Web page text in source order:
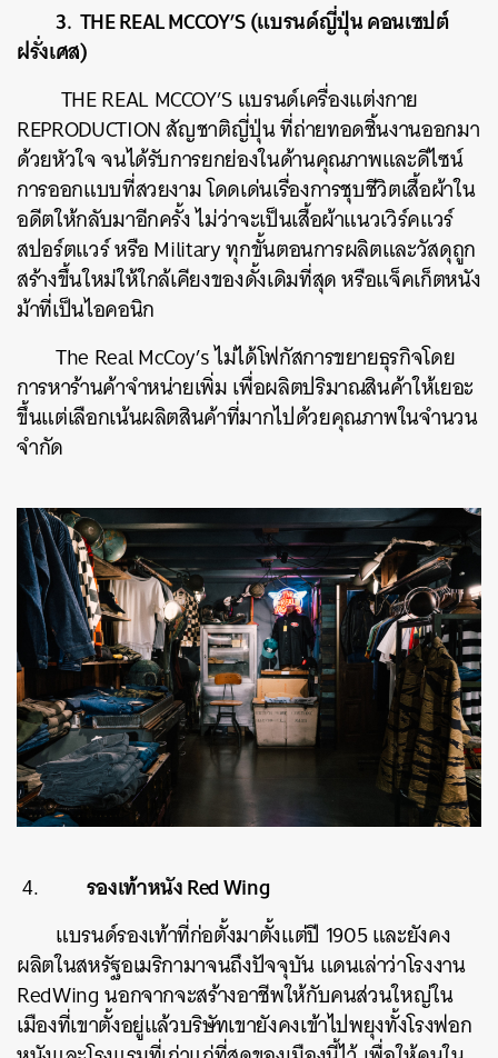
3. THE REAL MCCOY’S (แบรนด์ญี่ปุ่น คอนเซปต์
ฝรั่งเศส)
THE REAL MCCOY’S แบรนด์เครื่องแต่งกาย
REPRODUCTION สัญชาติญี่ปุ่น ที่ถ่ายทอดชิ้นงานออกมา
ด้วยหัวใจ จนได้รับการยกย่องในด้านคุณภาพและดีไซน์
การออกแบบที่สวยงาม โดดเด่นเรื่องการชุบชีวิตเสื้อผ้าใน
อดีตให้กลับมาอีกครั้ง ไม่ว่าจะเป็นเสื้อผ้าแนวเวิร์คแวร์
สปอร์ตแวร์ หรือ Military ทุกขั้นตอนการผลิตและวัสดุถูก
สร้างขึ้นใหม่ให้ใกล้เคียงของดั้งเดิมที่สุด หรือแจ็คเก็ตหนัง
ม้าที่เป็นไอคอนิก
The Real McCoy’s ไม่ได้โฟกัสการขยายธุรกิจโดย
การหาร้านค้าจำหน่ายเพิ่ม เพื่อผลิตปริมาณสินค้าให้เยอะ
ขึ้นแต่เลือกเน้นผลิตสินค้าที่มากไปด้วยคุณภาพในจำนวน
จำกัด
รองเท้าหนัง Red Wing
แบรนด์รองเท้าที่ก่อตั้งมาตั้งแต่ปี 1905 และยังคง
ผลิตในสหรัฐอเมริกามาจนถึงปัจจุบัน แดนเล่าว่าโรงงาน
RedWing นอกจากจะสร้างอาชีพให้กับคนส่วนใหญ่ใน
เมืองที่เขาตั้งอยู่แล้วบริษัทเขายังคงเข้าไปพยุงทั้งโรงฟอก